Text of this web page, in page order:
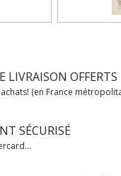
LIVRAISON OFFERTS
(en France
SÉCURISÉ